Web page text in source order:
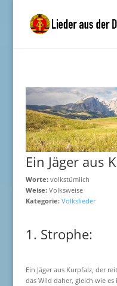
Ein Jäger aus
Worte:volkstümlich
Weise:Volksweise
Kategorie: Volkslieder
1. Strophe:
Ein Jäger aus Kurpfalz, der
das Wild daher, gleich wie